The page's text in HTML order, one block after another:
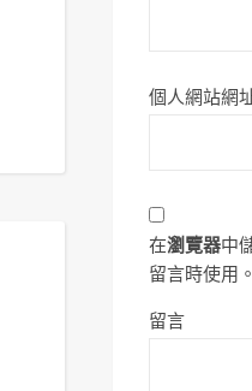
個人網站網
在瀏覽器中
留言時使用。
留言